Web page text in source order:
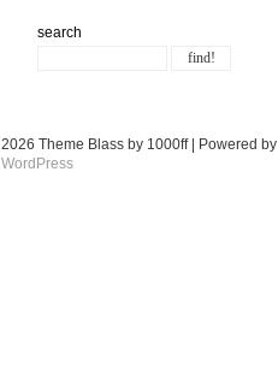
search
2026 Theme Blass by 1000ff | Powered by
WordPress